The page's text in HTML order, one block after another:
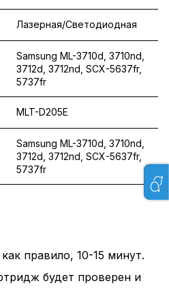
Лазерная/Светодиодная
Samsung ML-3710d, 3710nd,
3712d, 3712nd, SCX-5637fr,
5737fr
MLT-D205E
Samsung ML-3710d, 3710nd,
3712d, 3712nd, SCX-5637fr,
5737fr
правило, 10-15 минут.
будет проверен и